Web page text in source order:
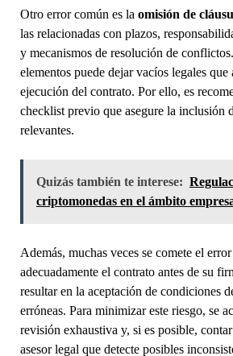
Otro error común es la omisión de
las relacionadas con plazos,
y mecanismos de resolución de
elementos puede dejar vacíos legales
ejecución del contrato. Por ello, es
checklist previo que asegure la inclusión
relevantes.
Quizás también te interese:
criptomonedas en el ámbito
Además, muchas veces se comete el
adecuadamente el contrato antes de su
resultar en la aceptación de condiciones
erróneas. Para minimizar este riesgo, se
revisión exhaustiva y, si es posible,
asesor legal que detecte posibles